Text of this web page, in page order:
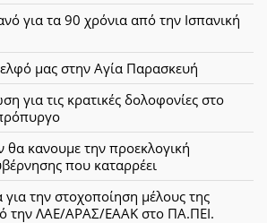
για τα 90 χρόνια από την Ισπανική
μας στην Αγία Παρασκευή
για τις κρατικές δολοφονίες στο
θα κανουμε την προεκλογική
που καταρρέει
την στοχοποίηση μέλους της
την ΛΑΕ/ΑΡΑΣ/ΕΑΑΚ στο ΠΑ.ΠΕΙ.